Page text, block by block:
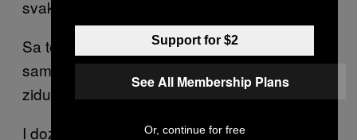
svakog od prijatelja, među kojima ste i vi.
Sa tetkom se često ne vredi boriti, važno je
samo naučiti je da ne piše ništa po vašem
zidu.
I dozirano reagovati na pet uzastopnih
Support for $2
See All Membership Plans
Or, continue for free